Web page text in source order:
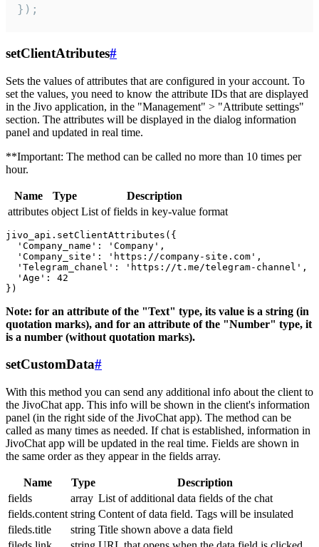
});
setClientAtributes#
Sets the values ​​of attributes that are configured in your account. To
set the values, you need to know the attribute IDs that are displayed
in the Jivo application, in the "Management" > "Attribute settings"
section. The attributes will be displayed in the dialog information
panel and updated in real time.
**Important: The method can be called no more than 10 times per
hour.
Name Type
Description
attributes object List of fields in key-value format
jivo_api.setClientAttributes({
  'Company_name': 'Company',
  'Company_site': 'https://company-site.com',
  'Telegram_chanel': 'https://t.me/telegram-channel',
  'Age': 42
Note: for an attribute of the "Text" type, its value is a string (in
quotation marks), and for an attribute of the "Number" type, it
is a number (without quotation marks).
setCustomData#
With this method you can send any additional info about the client to
the JivoChat app. This info will be shown in the client's information
panel (in the right side of the JivoChat app). The method can be
called as many times as needed. If chat is established, information in
JivoChat app will be updated in the real time. Fields are shown in
the same order as they appear in the fields array.
Name Type
Description
fields
array List of additional data fields of the chat
fields.content string Content of data field. Tags will be insulated
fileds.title
string Title shown above a data field